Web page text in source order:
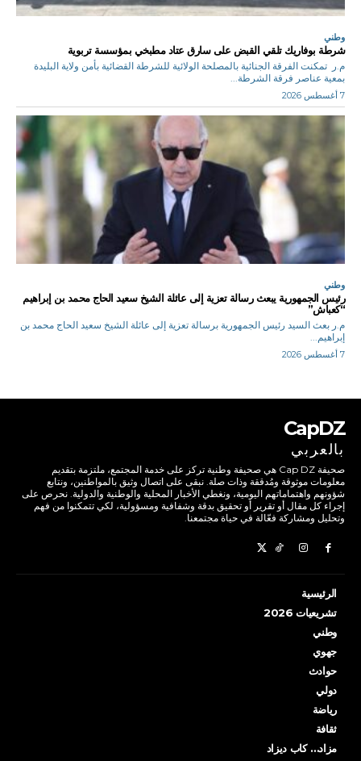
وطني
شرطة بوفاريك تلقي القبض على سارق عتاد مطبخي بمؤسسة تربوية
م.ر تمكنت الفرقة الجنائية بالمصلحة الولائية للشرطة القضائية بأمن ولاية البليدة
بمعية عناصر فرقة الشرطة...
7 أغسطس 2026
وطني
رئيس الجمهورية يبعث رسالة تعزية إلى عائلة الشيخ سعيد الحاج محمد بن إبراهيم
“كعباش”
م.ر بعث السيد رئيس الجمهورية برسالة تعزية إلى عائلة الشيخ سعيد الحاج محمد بن
إبراهيم...
7 أغسطس 2026
CapDZ
بالعربي
صحيفة Cap DZ هي صحيفة وطنية تركز على خدمة المجتمع، ملتزمة بتقديم
معلومات موثوقة ومُدققة وذات صلة. نبقى على اتصال وثيق بالمواطنين، ونتابع
شؤونهم واهتماماتهم اليومية، ونغطي الأخبار المحلية والوطنية والدولية. نحرص على
إجراء كل مقال أو تقرير أو تحقيق بدقة وشفافية ومسؤولية، لكي تتمكنوا من فهم
وتحليل ومشاركة فعّالة في حياة مجتمعنا.
الرئيسية
تشريعيات 2026
وطني
جهوي
حوادث
دولي
رياضة
ثقافة
مزاد… كاب ديزاد